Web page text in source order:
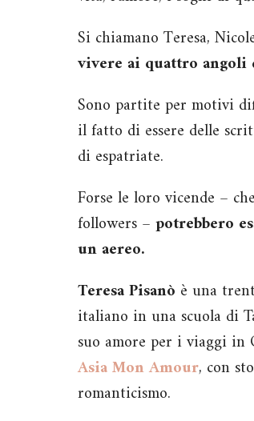
Si chiamano Teresa,
vivere ai quattro angoli
Sono partite per motivi
il fatto di essere delle
di espatriate.
Forse le loro vicende –
followers – potrebbero
un aereo.
Teresa Pisanò è una
italiano in una scuola di
suo amore per i viaggi
Asia Mon Amour, con
romanticismo.